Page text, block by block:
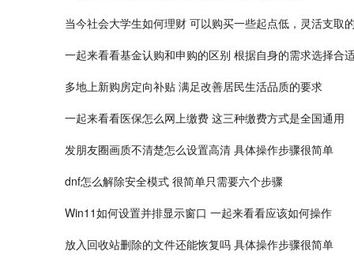
当今社会大学生如何理财 可以购买一些起点低，灵活支取
一起来看看基金认购和申购的区别 根据自身的需求选择合
多地上新购房定向补贴 满足改善居民生活品质的要求
一起来看看医保怎么网上缴费 这三种缴费方式是全国通用
发朋友圈画质不清楚怎么设置高清 具体操作步骤很简单
dnf怎么解除安全模式 很简单只需要六个步骤
Win11如何设置并排显示窗口 一起来看看应该如何操作
放入回收站删除的文件还能恢复吗 具体操作步骤很简单